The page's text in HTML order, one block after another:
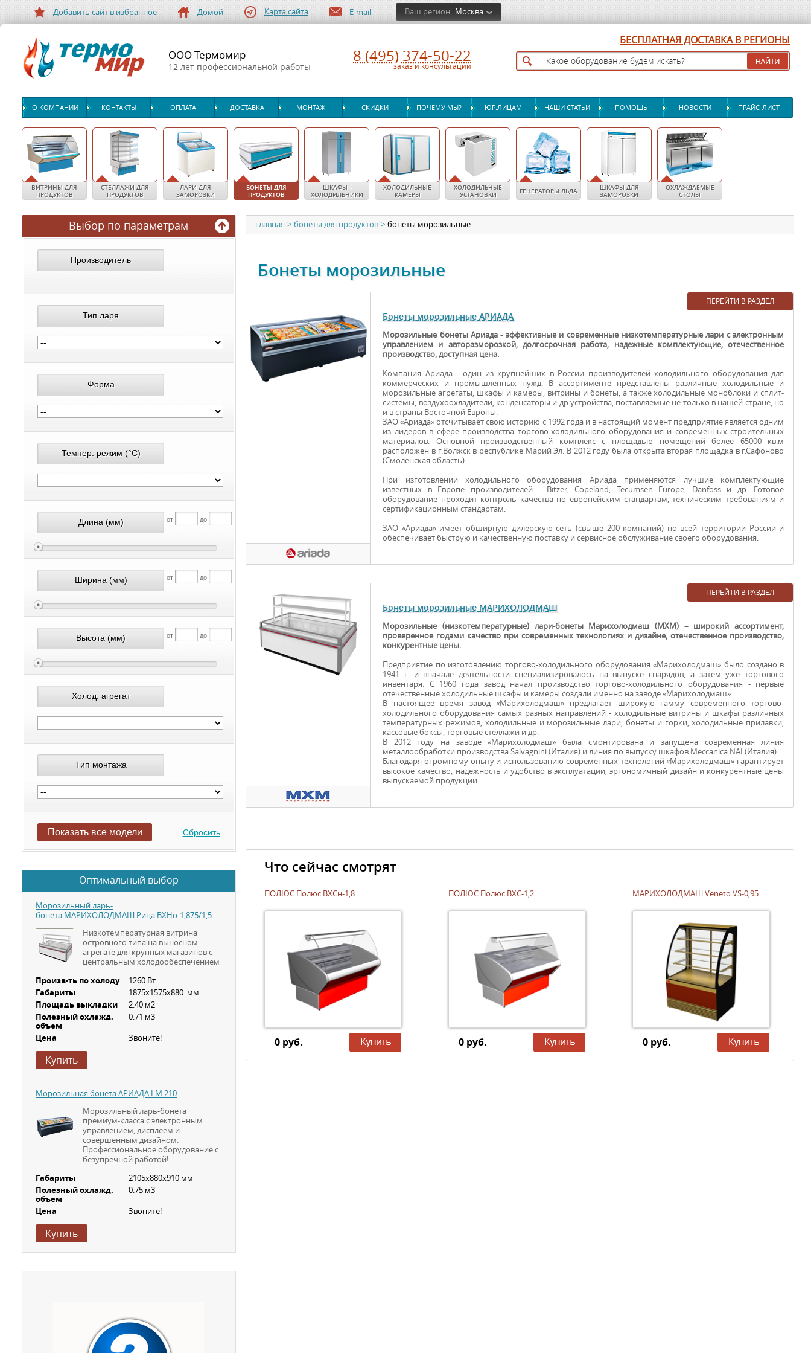
БОНЕТЫ ДЛЯ
ПРОДУКТОВ
Добавить сайт в избранное Домой Карта сайта E-mail Ваш регион: Москва
ООО Термомир
12 лет профессиональной работы
8 (495) 374-50-22
заказ и консультации
БЕСПЛАТНАЯ ДОСТАВКА В РЕГИОНЫ
О КОМПАНИИ КОНТАКТЫ ОПЛАТА ДОСТАВКА МОНТАЖ СКИДКИ ПОЧЕМУ МЫ? ЮР.ЛИЦАМ НАШИ СТАТЬИ ПОМОЩЬ НОВОСТИ ПРАЙС-ЛИСТ
ВИТРИНЫ ДЛЯ
ПРОДУКТОВ
СТЕЛЛАЖИ ДЛЯ
ПРОДУКТОВ
ЛАРИ ДЛЯ
ЗАМОРОЗКИ
БОНЕТЫ ДЛЯ
ПРОДУКТОВ
ШКАФЫ -
ХОЛОДИЛЬНИКИ
ХОЛОДИЛЬНЫЕ
КАМЕРЫ
ХОЛОДИЛЬНЫЕ
УСТАНОВКИ
ГЕНЕРАТОРЫ ЛЬДА
ШКАФЫ ДЛЯ
ЗАМОРОЗКИ
ОХЛАЖДАЕМЫЕ
СТОЛЫ
главная > бонеты для продуктов > бонеты морозильные
Бонеты морозильные
Бонеты морозильные АРИАДА
Морозильные бонеты Ариада - эффективные и современные низкотемпературные лари с электронным
управлением и авторазморозкой, долгосрочная работа, надежные комплектующие, отечественное
производство, доступная цена.
Компания Ариада - один из крупнейших в России производителей холодильного оборудования для
коммерческих и промышленных нужд. В ассортименте представлены различные холодильные и
морозильные агрегаты, шкафы и камеры, витрины и бонеты, а также холодильные моноблоки и сплит-
системы, воздухоохладители, конденсаторы и др.устройства, поставляемые не только в нашей стране, но
и в страны Восточной Европы.
ЗАО «Ариада» отсчитывает свою историю с 1992 года и в настоящий момент предприятие является одним
из лидеров в сфере производства торгово-холодильного оборудования и современных строительных
материалов. Основной производственный комплекс с площадью помещений более 65000 кв.м
расположен в г.Волжск в республике Марий Эл. В 2012 году была открыта вторая площадка в г.Сафоново
(Смоленская область).
При изготовлении холодильного оборудования Ариада применяются лучшие комплектующие
известных в Европе производителей - Bitzer, Copeland, Tecumsen Europe, Danfoss и др. Готовое
оборудование проходит контроль качества по европейским стандартам, техническим требованиям и
сертификационным стандартам.
ЗАО «Ариада» имеет обширную дилерскую сеть (свыше 200 компаний) по всей территории России и
обеспечивает быструю и качественную поставку и сервисное обслуживание своего оборудования.
ПЕРЕЙТИ В РАЗДЕЛ
Бонеты морозильные МАРИХОЛОДМАШ
Морозильные (низкотемпературные) лари-бонеты Марихолодмаш (МХМ) – широкий ассортимент,
проверенное годами качество при современных технологиях и дизайне, отечественное производство,
конкурентные цены.
Предприятие по изготовлению торгово-холодильного оборудования «Марихолодмаш» было создано в
1941 г. и вначале деятельности специализировалось на выпуске снарядов, а затем уже торгового
инвентаря. С 1960 года завод начал производство торгово-холодильного оборудования - первые
отечественные холодильные шкафы и камеры создали именно на заводе «Марихолодмаш».
В настоящее время завод «Марихолодмаш» предлагает широкую гамму современного торгово-
холодильного оборудования самых разных направлений - холодильные витрины и шкафы различных
температурных режимов, холодильные и морозильные лари, бонеты и горки, холодильные прилавки,
кассовые боксы, торговые стеллажи и др.
В 2012 году на заводе «Марихолодмаш» была смонтирована и запущена современная линия
металлообработки производства Salvagnini (Италия) и линия по выпуску шкафов Meccanica NAI (Италия).
Благодаря огромному опыту и использованию современных технологий «Марихолодмаш» гарантирует
высокое качество, надежность и удобство в эксплуатации, эргономичный дизайн и конкурентные цены
выпускаемой продукции.
ПЕРЕЙТИ В РАЗДЕЛ
Что сейчас смотрят
ПОЛЮС Полюс ВХСн-1,8
0 руб.
ПОЛЮС Полюс ВХС-1,2
0 руб.
МАРИХОЛОДМАШ Veneto VS-0,95
0 руб.
Выбор по параметрам
Производитель
Тип ларя
Форма
Темпер. режим (°С)
Длина (мм) от до
Ширина (мм) от до
Высота (мм) от до
Холод. агрегат
Тип монтажа
Показать все модели Сбросить
Оптимальный выбор
Морозильный ларь-
бонета МАРИХОЛОДМАШ Рица ВХНо-1,875/1,5
Низкотемпературная витрина
островного типа на выносном
агрегате для крупных магазинов с
центральным холодообеспечением
Произв-ть по холоду 1260 Вт
Габариты 1875х1575х880 мм
Площадь выкладки 2.40 м2
Полезный охлажд.
объем
0.71 м3
Цена Звоните!
Купить
Морозильная бонета АРИАДА LM 210
Морозильный ларь-бонета
премиум-класса с электронным
управлением, дисплеем и
совершенным дизайном.
Профессиональное оборудование с
безупречной работой!
Габариты 2105x880x910 мм
Полезный охлажд.
объем
0.75 м3
Цена Звоните!
Купить